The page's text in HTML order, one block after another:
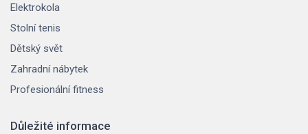
Elektrokola
Stolní tenis
Dětský svět
Zahradní nábytek
Profesionální fitness
Důležité informace